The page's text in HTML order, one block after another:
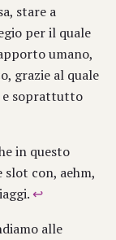
stare a
per il quale
umano,
grazie al quale
e soprattutto
in questo
slot con, aehm,
↩
alle